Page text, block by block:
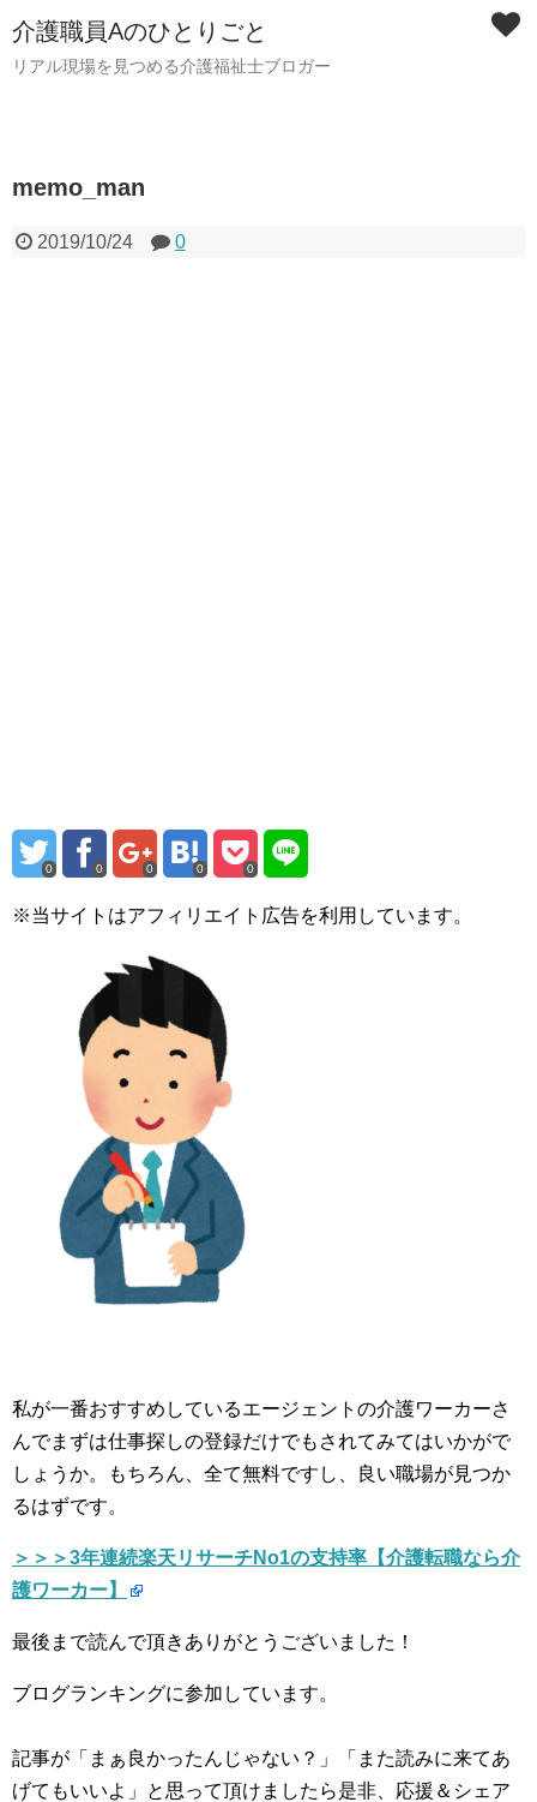
介護職員Aのひとりごと
リアル現場を見つめる介護福祉士ブロガー
memo_man
2019/10/24 0
0 0 0 0 0
※当サイトはアフィリエイト広告を利用しています。
私が一番おすすめしているエージェントの介護ワーカーさ
んでまずは仕事探しの登録だけでもされてみてはいかがで
しょうか。もちろん、全て無料ですし、良い職場が見つか
るはずです。
＞＞＞3年連続楽天リサーチNo1の支持率【介護転職なら介
護ワーカー】
最後まで読んで頂きありがとうございました！
ブログランキングに参加しています。
記事が「まぁ良かったんじゃない？」「また読みに来てあ
げてもいいよ」と思って頂けましたら是非、応援＆シェア